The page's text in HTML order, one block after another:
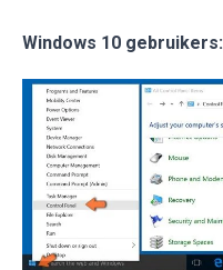
Windows 10 gebruikers: